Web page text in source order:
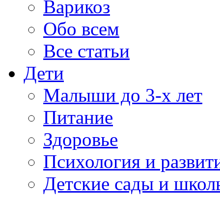
Варикоз
Обо всем
Все статьи
Дети
Малыши до 3-х лет
Питание
Здоровье
Психология и
Детские сады и